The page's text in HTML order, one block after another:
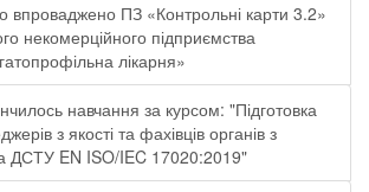
впроваджено ПЗ «Контрольні карти 3.2»
некомерційного підприємства
лікарня»
навчання за курсом: "Підготовка
з якості та фахівців органів з
ДСТУ EN ISO/IEC 17020:2019"